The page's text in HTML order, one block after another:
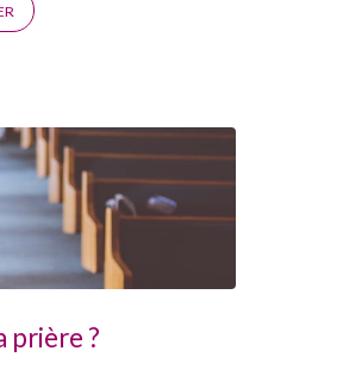
prière ?